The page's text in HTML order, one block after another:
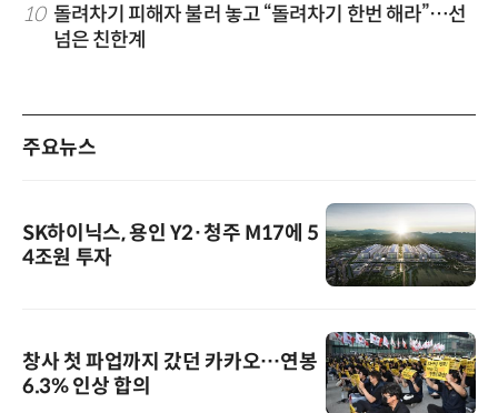
10 돌려차기 피해자 불러 놓고 “돌려차기 한번 해라”…선
넘은 친한계
주요뉴스
SK하이닉스, 용인 Y2·청주 M17에 5
4조원 투자
창사 첫 파업까지 갔던 카카오…연봉
6.3% 인상 합의